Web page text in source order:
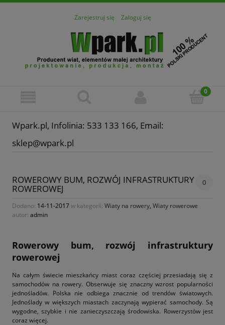
Zarejestruj się Zaloguj się
Wpark.pl, Infolinia: 533 133 166, Email:
sklep@wpark.pl
ROWEROWY BUM, ROZWÓJ INFRASTRUKTURY
ROWEROWEJ
0
Dodano: 14-11-2017w kategorii: Wiaty na rowery, Wiaty rowerowe
autor: admin
Rowerowy bum, rozwój infrastruktury
rowerowej
Na całym świecie mieszkańcy miast coraz częściej przesiadają się z
samochodów na rowery. Obserwuje się znaczny wzrost popularności
jednośladów. Polska nie odbiega znacznie od trendów światowych.
Jednoślady w większych miastach zaczynają wypierać samochody. Są
wygodne, szybkie i nie zanieczyszczają środowiska. Rowerzystów jest
coraz więcej.